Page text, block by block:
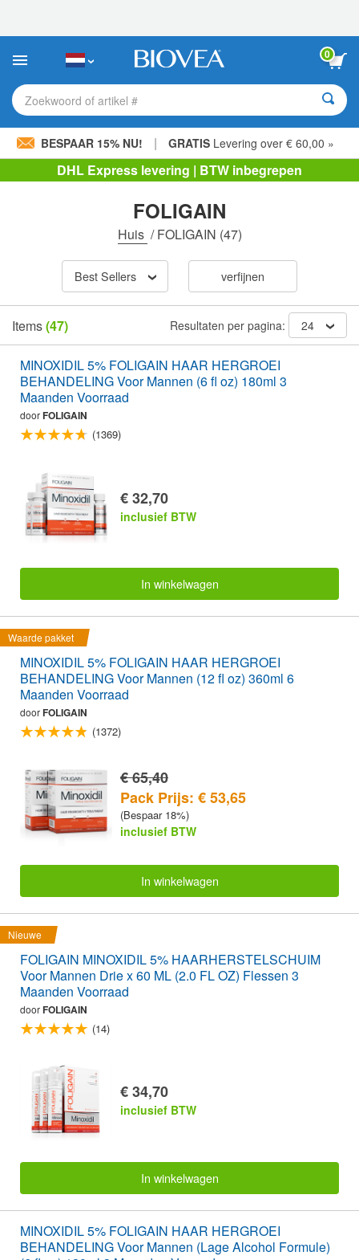
Deze
bevat
toegankelijkheidssysteem.
0
Zoekwoord of artikel #
BESPAAR 15% NU! | GRATIS Levering over € 60,00 »
DHL Express levering | BTW inbegrepen
FOLIGAIN
Huis /FOLIGAIN (47)
Best Sellers verfijnen
Items(47) Resultaten per pagina: 24
MINOXIDIL 5% FOLIGAIN HAAR HERGROEI
BEHANDELING Voor Mannen (6 fl oz) 180ml 3
Maanden Voorraad
doorFOLIGAIN
(1369)
€ 32,70
inclusief BTW
In winkelwagen
Waarde pakket
MINOXIDIL 5% FOLIGAIN HAAR HERGROEI
BEHANDELING Voor Mannen (12 fl oz) 360ml 6
Maanden Voorraad
doorFOLIGAIN
(1372)
€ 65,40
Pack Prijs: € 53,65
(Bespaar 18%)
inclusief BTW
In winkelwagen
Nieuwe
FOLIGAIN MINOXIDIL 5% HAARHERSTELSCHUIM
Voor Mannen Drie x 60 ML (2.0 FL OZ) Flessen 3
Maanden Voorraad
doorFOLIGAIN
(14)
€ 34,70
inclusief BTW
In winkelwagen
MINOXIDIL 5% FOLIGAIN HAAR HERGROEI
BEHANDELING Voor Mannen (Lage Alcohol Formule)